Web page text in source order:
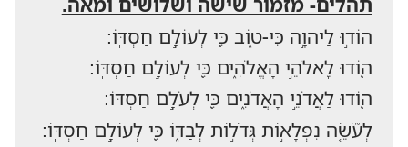
הוֹד֣וּ לַיהוָ֣ה כִּי-ט֑וֹב כִּ֖י לְעוֹלָ֣ם חַסְדּֽוֹ:
ה֭וֹדוּ לֵֽאלֹהֵ֣י הָאֱלֹהִ֑ים כִּ֖י לְעוֹלָ֣ם חַסְדּֽוֹ:
ה֭וֹדוּ לַאֲדֹנֵ֣י הָאֲדֹנִ֑ים כִּ֖י לְעֹלָ֣ם חַסְדּֽוֹ:
לְעֹ֘שֵׂ֤ה נִפְלָא֣וֹת גְּדֹל֣וֹת לְבַדּ֑וֹ כִּ֖י לְעוֹלָ֣ם חַסְדּֽוֹ: